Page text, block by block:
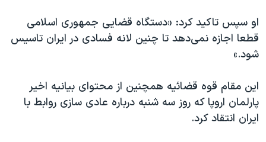
سفر پرزیدنت ترامپ به چین
او سپس تاکید کرد: «دستگاه قضایی جمهوری اسلامی
قطعا اجازه نمی‌دهد تا چنین لانه فسادی در ایران تاسیس
شود.»
این مقام قوه قضائیه همچنین از محتوای بیانیه اخیر
پارلمان اروپا که روز سه شنبه درباره عادی سازی روابط با
ایران انتقاد کرد.